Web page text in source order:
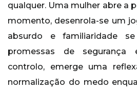
qualquer. Uma mulher abre a
momento, desenrola-se um
absurdo e familiaridade
promessas de segurança
controlo, emerge uma
normalização do medo